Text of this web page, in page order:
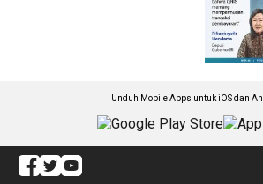
Unduh Mobile Apps untuk iOS dan